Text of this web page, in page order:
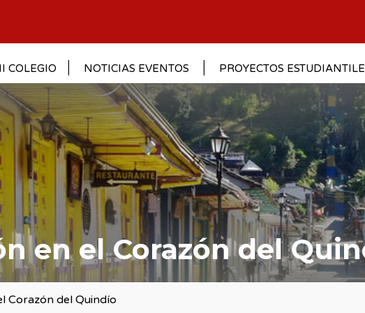
COLEGIO NOTICIAS EVENTOS PROYECTOS
en el Corazón del
Corazón del Quindío